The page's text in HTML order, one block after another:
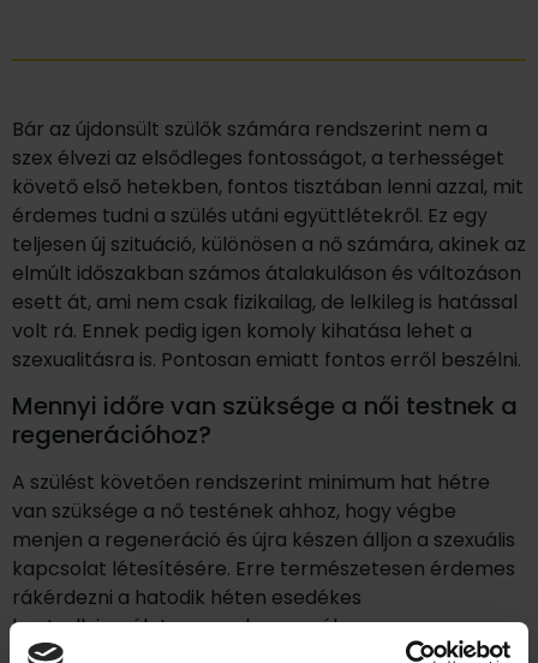
Bár az újdonsült szülők számára rendszerint nem a
szex élvezi az elsődleges fontosságot, a terhességet
követő első hetekben, fontos tisztában lenni azzal, mit
érdemes tudni a szülés utáni együttlétekről. Ez egy
teljesen új szituáció, különösen a nő számára, akinek az
elmúlt időszakban számos átalakuláson és változáson
esett át, ami nem csak fizikailag, de lelkileg is hatással
volt rá. Ennek pedig igen komoly kihatása lehet a
szexualitásra is. Pontosan emiatt fontos erről beszélni.
Mennyi időre van szüksége a női testnek a
regenerációhoz?
A szülést követően rendszerint minimum hat hétre
van szüksége a nő testének ahhoz, hogy végbe
menjen a regeneráció és újra készen álljon a szexuális
kapcsolat létesítésére. Erre természetesen érdemes
rákérdezni a hatodik héten esedékes
kontrollvizsgálaton a szakorvosnál, ez az
időintervallum függ a sebek gyógyulásától, a gát,